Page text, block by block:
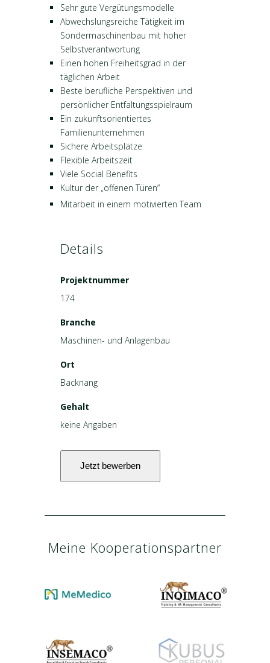
Sehr gute Vergütungsmodelle
Abwechslungsreiche Tätigkeit im
Sondermaschinenbau mit hoher
Selbstverantwortung
Einen hohen Freiheitsgrad in der
täglichen Arbeit
Beste berufliche Perspektiven und
persönlicher Entfaltungsspielraum
Ein zukunftsorientiertes
Familienunternehmen
Sichere Arbeitsplätze
Flexible Arbeitszeit
Viele Social Benefits
Kultur der „offenen Türen“
Mitarbeit in einem motivierten Team
Details
Projektnummer
174
Branche
Maschinen- und Anlagenbau
Ort
Backnang
Gehalt
keine Angaben
Meine Kooperationspartner